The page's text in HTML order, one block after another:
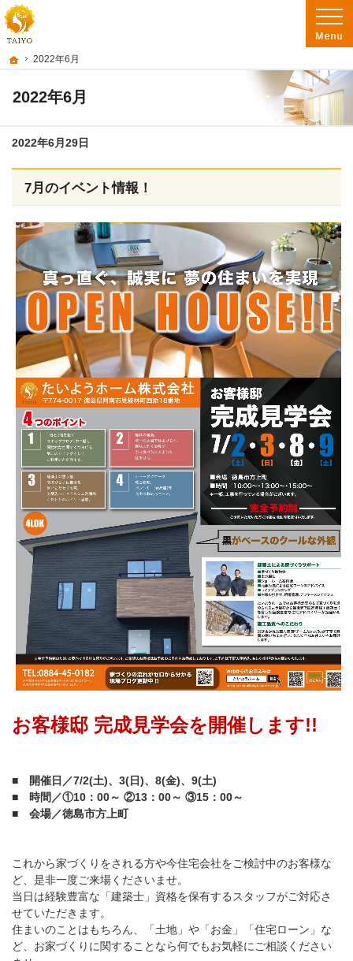
ホーム
2022年6月
2022年6月
阿南市を中心に徳島南部で注文住宅・新築一戸建て・リフォームを手がけるた
徳島で注文住宅を建てるなら たいようホーム｜阿南市・徳島南部の地域密着工務店
2022年6月29日
7月のイベント情報！
お客様邸 完成見学会を開催します!!
■ 開催日／7/2(土)、3(日)、8(金)、9(土)
■ 時間／①10：00～ ②13：00～ ③15：00～
■ 会場／徳島市方上町
これから家づくりをされる方や今住宅会社をご検討中のお客様な
ど、是非一度ご来場くださいませ。
当日は経験豊富な「建築士」資格を保有するスタッフがご対応さ
せていただきます。
住まいのことはもちろん、「土地」や「お金」「住宅ローン」な
ど、お家づくりに関することなら何でもお気軽にご相談ください